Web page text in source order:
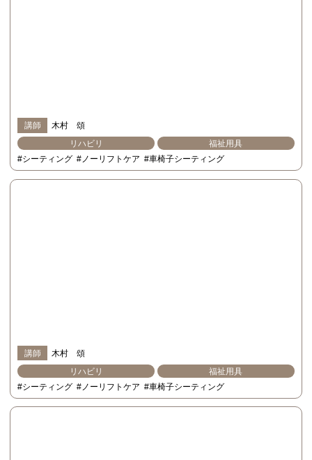
講師
木村 頌
リハビリ
福祉用具
#シーティング #ノーリフトケア #車椅子シーティング
講師
木村 頌
リハビリ
福祉用具
#シーティング #ノーリフトケア #車椅子シーティング